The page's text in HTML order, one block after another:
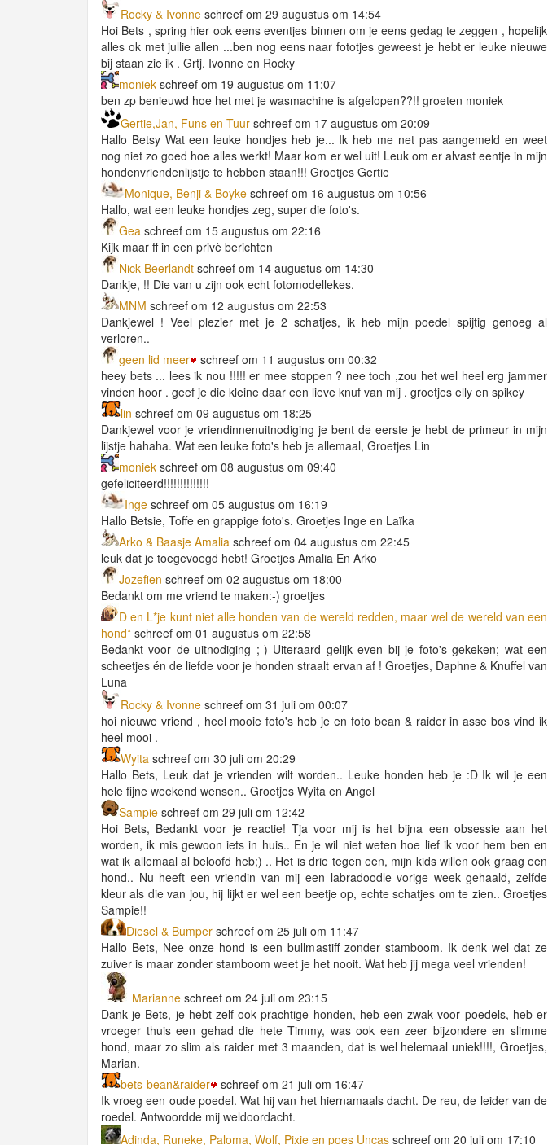
Rocky & Ivonne schreef om 29 augustus om 14:54
Hoi Bets , spring hier ook eens eventjes binnen om je eens gedag te zeggen , hopelijk
alles ok met jullie allen ...ben nog eens naar fototjes geweest je hebt er leuke nieuwe
bij staan zie ik . Grtj. Ivonne en Rocky
moniek schreef om 19 augustus om 11:07
ben zp benieuwd hoe het met je wasmachine is afgelopen??!! groeten moniek
Gertie,Jan, Funs en Tuur schreef om 17 augustus om 20:09
Hallo Betsy Wat een leuke hondjes heb je... Ik heb me net pas aangemeld en weet
nog niet zo goed hoe alles werkt! Maar kom er wel uit! Leuk om er alvast eentje in mijn
hondenvriendenlijstje te hebben staan!!! Groetjes Gertie
Monique, Benji & Boyke schreef om 16 augustus om 10:56
Hallo, wat een leuke hondjes zeg, super die foto's.
Gea schreef om 15 augustus om 22:16
Kijk maar ff in een privè berichten
Nick Beerlandt schreef om 14 augustus om 14:30
Dankje, !! Die van u zijn ook echt fotomodellekes.
MNM schreef om 12 augustus om 22:53
Dankjewel ! Veel plezier met je 2 schatjes, ik heb mijn poedel spijtig genoeg al
verloren..
geen lid meer
schreef om 11 augustus om 00:32
heey bets ... lees ik nou !!!!! er mee stoppen ? nee toch ,zou het wel heel erg jammer
vinden hoor . geef je die kleine daar een lieve knuf van mij . groetjes elly en spikey
lin schreef om 09 augustus om 18:25
Dankjewel voor je vriendinnenuitnodiging je bent de eerste je hebt de primeur in mijn
lijstje hahaha. Wat een leuke foto's heb je allemaal, Groetjes Lin
moniek schreef om 08 augustus om 09:40
gefeliciteerd!!!!!!!!!!!!!!
Inge schreef om 05 augustus om 16:19
Hallo Betsie, Toffe en grappige foto's. Groetjes Inge en Laïka
Arko & Baasje Amalia schreef om 04 augustus om 22:45
leuk dat je toegevoegd hebt! Groetjes Amalia En Arko
Jozefien schreef om 02 augustus om 18:00
Bedankt om me vriend te maken:-) groetjes
D en L*je kunt niet alle honden van de wereld redden, maar wel de wereld van een
hond* schreef om 01 augustus om 22:58
Bedankt voor de uitnodiging ;-) Uiteraard gelijk even bij je foto's gekeken; wat een
scheetjes én de liefde voor je honden straalt ervan af ! Groetjes, Daphne & Knuffel van
Luna
Rocky & Ivonne schreef om 31 juli om 00:07
hoi nieuwe vriend , heel mooie foto's heb je en foto bean & raider in asse bos vind ik
heel mooi .
Wyita schreef om 30 juli om 20:29
Hallo Bets, Leuk dat je vrienden wilt worden.. Leuke honden heb je :D Ik wil je een
hele fijne weekend wensen.. Groetjes Wyita en Angel
Sampie schreef om 29 juli om 12:42
Hoi Bets, Bedankt voor je reactie! Tja voor mij is het bijna een obsessie aan het
worden, ik mis gewoon iets in huis.. En je wil niet weten hoe lief ik voor hem ben en
wat ik allemaal al beloofd heb;) .. Het is drie tegen een, mijn kids willen ook graag een
hond.. Nu heeft een vriendin van mij een labradoodle vorige week gehaald, zelfde
kleur als die van jou, hij lijkt er wel een beetje op, echte schatjes om te zien.. Groetjes
Sampie!!
Diesel & Bumper schreef om 25 juli om 11:47
Hallo Bets, Nee onze hond is een bullmastiff zonder stamboom. Ik denk wel dat ze
zuiver is maar zonder stamboom weet je het nooit. Wat heb jij mega veel vrienden!
Marianne schreef om 24 juli om 23:15
Dank je Bets, je hebt zelf ook prachtige honden, heb een zwak voor poedels, heb er
vroeger thuis een gehad die hete Timmy, was ook een zeer bijzondere en slimme
hond, maar zo slim als raider met 3 maanden, dat is wel helemaal uniek!!!!, Groetjes,
Marian.
bets-bean&raider
schreef om 21 juli om 16:47
Ik vroeg een oude poedel. Wat hij van het hiernamaals dacht. De reu, de leider van de
roedel. Antwoordde mij weldoordacht.
Adinda, Runeke, Paloma, Wolf, Pixie en poes Uncas schreef om 20 juli om 17:10